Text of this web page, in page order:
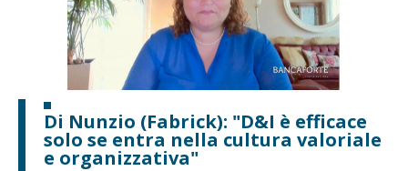
Di Nunzio (Fabrick): "D&I è efficace
solo se entra nella cultura valoriale
e organizzativa"